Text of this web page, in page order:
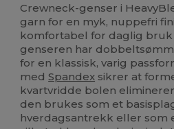
Crewneck-genser i
garn for en myk, nuppefri
komfortabel for daglig
genseren har
for en klassisk, varig
medSpandex sikrer at
kvartvridde bolen
den brukes som et
hverdagsantrekk eller som